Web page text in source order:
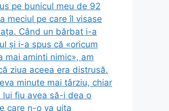
pe bunicul meu de 92
meciul pe care îl visase
Când un bărbat i-a
și i-a spus că «oricum
mai aminti nimic», am
ziua aceea era distrusă.
minute mai târziu, chiar
lui fiu avea să-i dea o
care n-o va uita